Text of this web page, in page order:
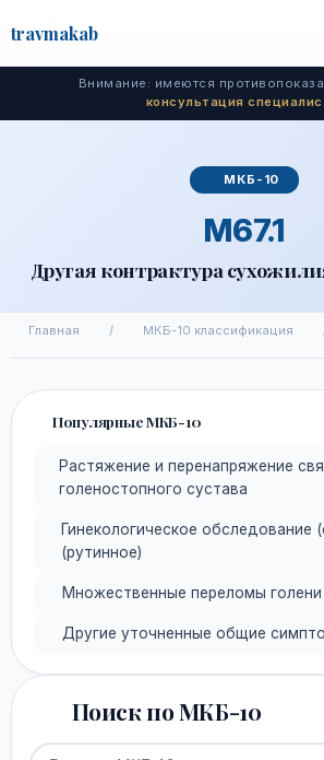
travmakab
Внимание: имеются
консультация
МКБ-10
M67.1
Другая контрактура
Главная / МКБ-10 классификация
Популярные МКБ-10
Растяжение и перенапряжение
голеностопного сустава
Гинекологическое обследование
(рутинное)
Множественные переломы голени
Другие уточненные общие
Поиск по МКБ-10